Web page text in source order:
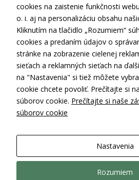
Kontakt
Doprava a platba
Obchodné podmienky
Ochrana osobných údajov
Web
cookies na zaistenie funkčnosti
o. i. aj na personalizáciu obsahu
Kliknutím na tlačidlo „Rozumiem“
cookies a predaním údajov o
stránke na zobrazenie cielenej
sieťach a reklamných sieťach na
na "Nastavenia" si tiež môžete
cookie chcete povoliť. Prečítajte si
súborov cookie. Prečítajte si naše
súborov cookie
Nastavenia
Rozumiem